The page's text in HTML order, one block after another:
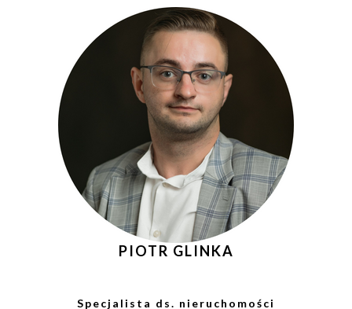
PIOTR GLINKA
Specjalista ds. nieruchomości